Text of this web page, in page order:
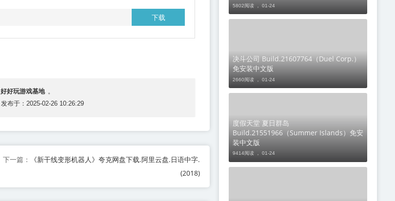
下载
好好玩游戏基地 。
发布于：2025-02-26 10:26:29
下一篇：
《新干线变形机器人》夸克网盘下载.阿里云盘.日语中字.
(2018)
5802阅读 ， 01-24
决斗公司 Build.21607764（Duel Corp.）
免安装中文版
2660阅读 ， 01-24
度假天堂 夏日群岛
Build.21551966（Summer Islands）免安
装中文版
9414阅读 ， 01-24